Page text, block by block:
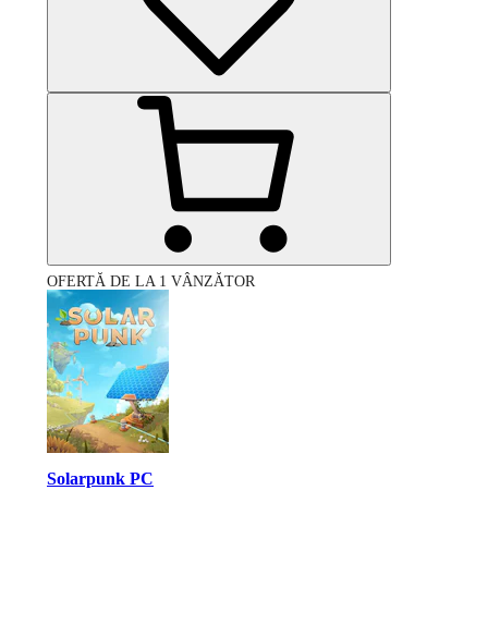
OFERTĂ DE LA 1 VÂNZĂTOR
Solarpunk PC